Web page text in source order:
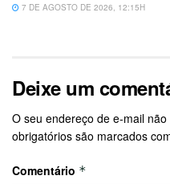
7 DE AGOSTO DE 2026, 12:15H
Deixe um
O seu endereço de e-mail
obrigatórios são marcados
Comentário *